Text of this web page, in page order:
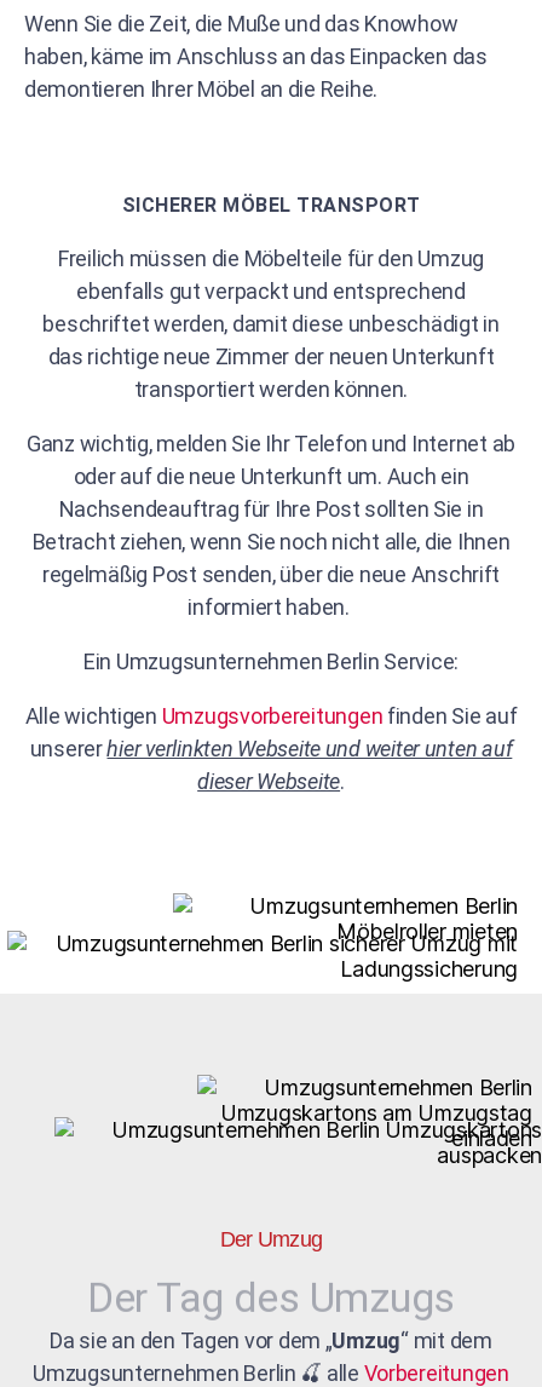
Wenn Sie die Zeit, die Muße und das Knowhow
haben, käme im Anschluss an das Einpacken das
demontieren Ihrer Möbel an die Reihe.
SICHERER MÖBEL TRANSPORT
Freilich müssen die Möbelteile für den Umzug
ebenfalls gut verpackt und entsprechend
beschriftet werden, damit diese unbeschädigt in
das richtige neue Zimmer der neuen Unterkunft
transportiert werden können.
Ganz wichtig, melden Sie Ihr Telefon und Internet ab
oder auf die neue Unterkunft um. Auch ein
Nachsendeauftrag für Ihre Post sollten Sie in
Betracht ziehen, wenn Sie noch nicht alle, die Ihnen
regelmäßig Post senden, über die neue Anschrift
informiert haben.
Ein Umzugsunternehmen Berlin Service:
Alle wichtigen Umzugsvorbereitungen finden Sie auf
unsererhier verlinkten Webseite und weiter unten auf
dieser Webseite.
Der Umzug
Der Tag des Umzugs
Da sie an den Tagen vor dem „Umzug“ mit dem
Umzugsunternehmen Berlin 🍒 alle Vorbereitungen